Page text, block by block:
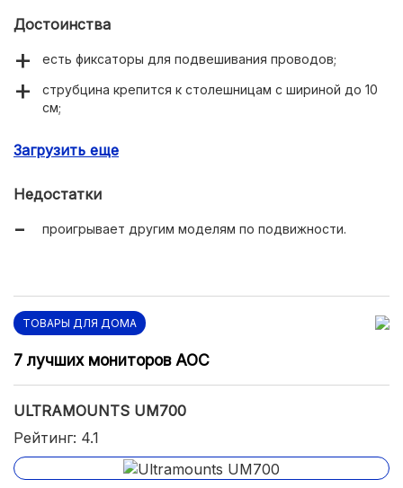
Достоинства
есть фиксаторы для подвешивания проводов;
струбцина крепится к столешницам с шириной до 10
см;
Загрузить еще
Недостатки
проигрывает другим моделям по подвижности.
ТОВАРЫ ДЛЯ ДОМА
7 лучших мониторов AOC
ULTRAMOUNTS UM700
Рейтинг: 4.1